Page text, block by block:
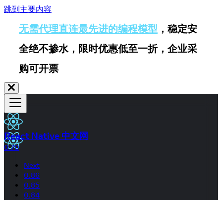
跳到主要内容
无需代理直连最先进的编程模型 ，稳定安
全绝不掺水，限时优惠低至一折，企业采
购可开票
React Native 中文网
0.70
Next
0.86
0.85
0.84